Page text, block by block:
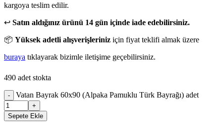
kargoya teslim edilir.
↩️ Satın aldığınız ürünü 14 gün içinde iade edebilirsiniz.
📦 Yüksek adetli alışverişleriniz için fiyat teklifi almak üzere
buraya tıklayarak bizimle iletişime geçebilirsiniz.
490 adet stokta
- Vatan Bayrak 60x90 (Alpaka Pamuklu Türk Bayrağı) adet
+
Sepete Ekle